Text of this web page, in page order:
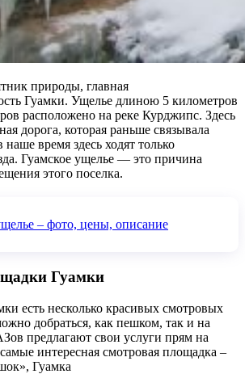
природы, главная
Гуамки. Ущелье длиною 5 километров
расположено на реке Курджипс. Здесь
дорога, которая раньше связывала
наше время здесь ходят только
Гуамское ущелье — это причина
этого поселка.
– фото, цены, описание
Гуамки
есть несколько красивых смотровых
добраться, как пешком, так и на
предлагают свои услуги прям на
интересная смотровая площадка –
Гуамка